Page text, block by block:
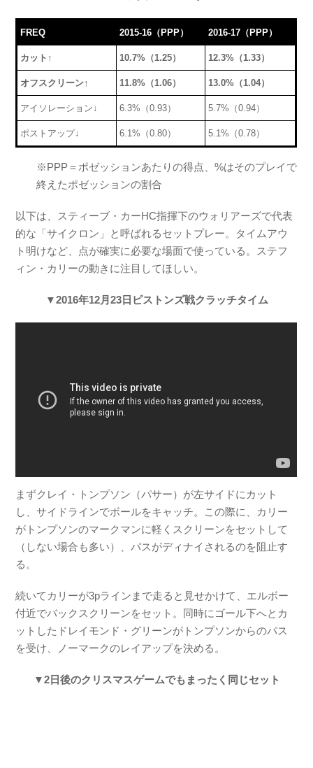
FREQ 2015-16（PPP） 2016-17（PPP）
カット↑ 10.7%（1.25） 12.3%（1.33）
オフスクリーン↑ 11.8%（1.06） 13.0%（1.04）
アイソレーション↓ 6.3%（0.93） 5.7%（0.94）
ポストアップ↓ 6.1%（0.80） 5.1%（0.78）
※PPP＝ポゼッションあたりの得点、%はそのプレイで
終えたポゼッションの割合
以下は、スティーブ・カーHC指揮下のウォリアーズで代表
的な「サイクロン」と呼ばれるセットプレー。タイムアウ
ト明けなど、点が確実に必要な場面で使っている。ステフ
ィン・カリーの動きに注目してほしい。
▼2016年12月23日ピストンズ戦クラッチタイム
まずクレイ・トンプソン（パサー）が左サイドにカット
し、サイドラインでボールをキャッチ。この際に、カリー
がトンプソンのマークマンに軽くスクリーンをセットして
（しない場合も多い）、パスがディナイされるのを阻止す
る。
続いてカリーが3pラインまで走ると見せかけて、エルボー
付近でバックスクリーンをセット。同時にゴール下へとカ
ットしたドレイモンド・グリーンがトンプソンからのパス
を受け、ノーマークのレイアップを決める。
▼2日後のクリスマスゲームでもまったく同じセット